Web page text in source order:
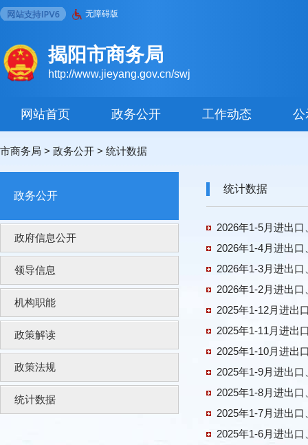
无障碍版
揭阳市商务局
http://www.jieyang.gov.cn/swj
网站首页 政务公开 工作动态 公
市商务局 > 政务公开 > 统计数据
政务公开
政府信息公开
领导信息
机构职能
政策解读
政策法规
统计数据
统计数据
2026年1-5月进出
2026年1-4月进出
2026年1-3月进出
2026年1-2月进出
2025年1-12月进出
2025年1-11月进出
2025年1-10月进出
2025年1-9月进出
2025年1-8月进出
2025年1-7月进出
2025年1-6月进出